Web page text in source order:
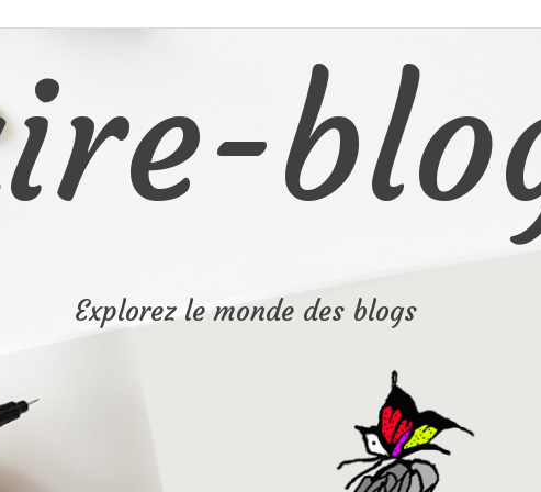
Explorez le monde des blogs